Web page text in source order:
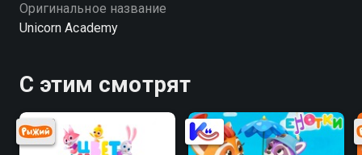
Оригинальное название
Unicorn Academy
С этим смотрят